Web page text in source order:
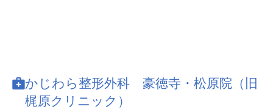
かじわら整形外科 豪徳寺・松原院（旧
梶原クリニック）